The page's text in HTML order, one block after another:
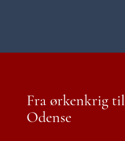
Fra ørkenkrig
Odense